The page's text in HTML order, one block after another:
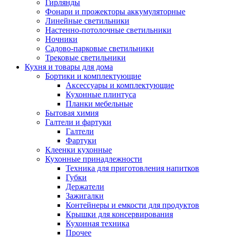
Гирлянды
Фонари и прожекторы аккумуляторные
Линейные светильники
Настенно-потолочные светильники
Ночники
Садово-парковые светильники
Трековые светильники
Кухня и товары для дома
Бортики и комплектующие
Аксессуары и комплектующие
Кухонные плинтуса
Планки мебельные
Бытовая химия
Галтели и фартуки
Галтели
Фартуки
Клеенки кухонные
Кухонные принадлежности
Техника для приготовления напитков
Губки
Держатели
Зажигалки
Контейнеры и емкости для продуктов
Крышки для консервирования
Кухонная техника
Прочее